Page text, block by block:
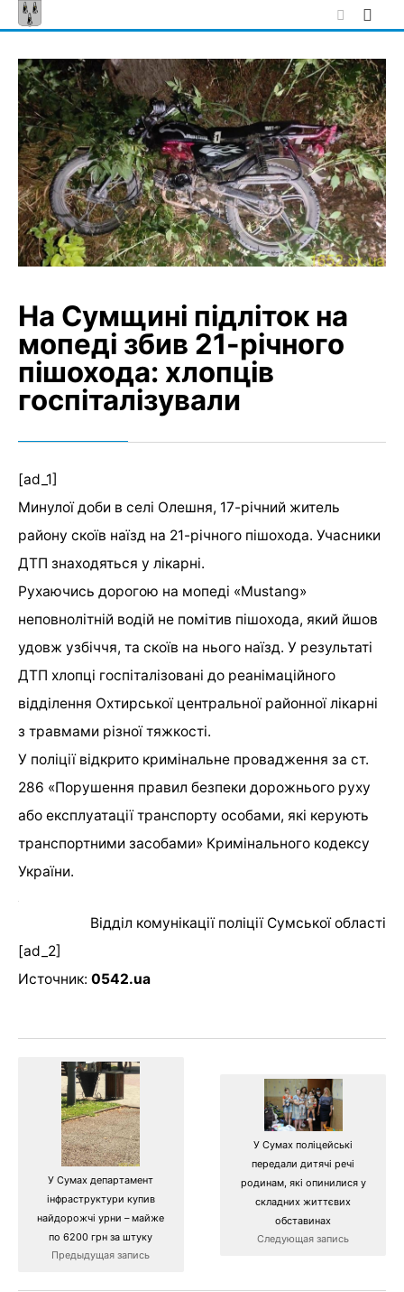
Skip
to
На Сумщині підліток на
мопеді збив 21-річного
пішохода: хлопців
госпіталізували
[ad_1]
Минулої доби в селі Олешня, 17-річний житель
району скоїв наїзд на 21-річного пішохода. Учасники
ДТП знаходяться у лікарні.
Рухаючись дорогою на мопеді «Mustang»
неповнолітній водій не помітив пішохода, який йшов
удовж узбіччя, та скоїв на нього наїзд. У результаті
ДТП хлопці госпіталізовані до реанімаційного
відділення Охтирської центральної районної лікарні
з травмами різної тяжкості.
У поліції відкрито кримінальне провадження за ст.
286 «Порушення правил безпеки дорожнього руху
або експлуатації транспорту особами, які керують
транспортними засобами» Кримінального кодексу
України.
Відділ комунікації поліції Сумської області
[ad_2]
Источник: 0542.ua
У Сумах департамент
інфраструктури купив
найдорожчі урни – майже
по 6200 грн за штуку
Предыдущая запись
У Сумах поліцейські
передали дитячі речі
родинам, які опинилися у
складних життєвих
обставинах
Следующая запись